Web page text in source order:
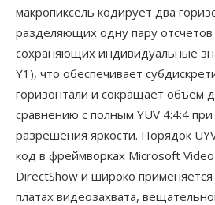
макропиксель кодирует два
разделяющих одну пару отсчетов
сохраняющих индивидуальные
Y1), что обеспечивает
горизонтали и сокращает объем
сравнению с полным YUV 4:4:4
разрешения яркости. Порядок
код в фреймворках Microsoft
DirectShow и широко
платах видеозахвата,